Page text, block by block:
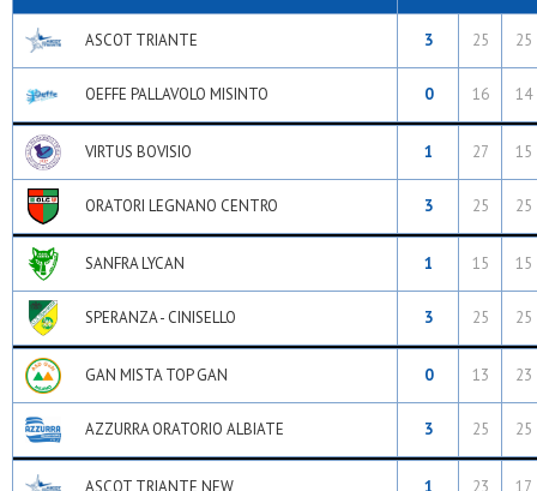
ASCOT TRIANTE 3 25 25
OEFFE PALLAVOLO MISINTO 0 16 14
VIRTUS BOVISIO 1 27 15
ORATORI LEGNANO CENTRO 3 25 25
SANFRA LYCAN 1 15 15
SPERANZA - CINISELLO 3 25 25
GAN MISTA TOP GAN 0 13 23
AZZURRA ORATORIO ALBIATE 3 25 25
ASCOT TRIANTE NEW 1 23 17